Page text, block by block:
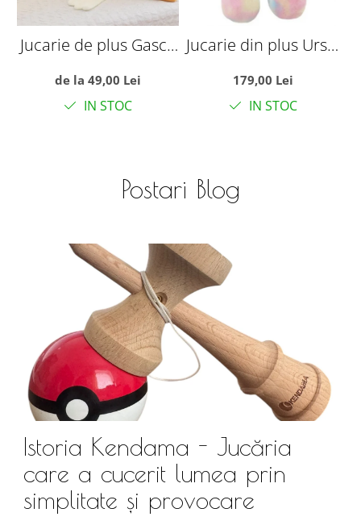
Jucarie de plus Gasca
de la 49,00 Lei
IN STOC
Jucarie din plus Ursul
179,00 Lei
IN STOC
Postari Blog
Istoria Kendama - Jucăria
care a cucerit lumea prin
simplitate și provocare